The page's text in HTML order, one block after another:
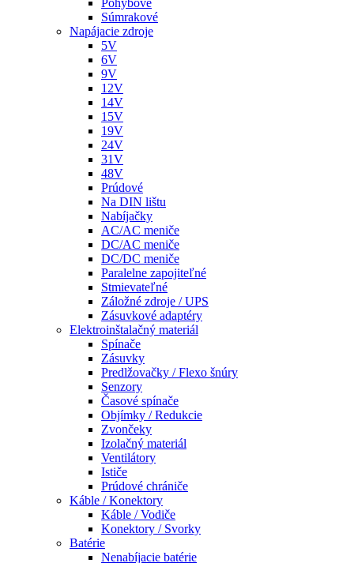
Pohybové
Súmrakové
Napájacie zdroje
5V
6V
9V
12V
14V
15V
19V
24V
31V
48V
Prúdové
Na DIN lištu
Nabíjačky
AC/AC meniče
DC/AC meniče
DC/DC meniče
Paralelne zapojiteľné
Stmievateľné
Záložné zdroje / UPS
Zásuvkové adaptéry
Elektroinštalačný materiál
Spínače
Zásuvky
Predlžovačky / Flexo šnúry
Senzory
Časové spínače
Objímky / Redukcie
Zvončeky
Izolačný materiál
Ventilátory
Ističe
Prúdové chrániče
Káble / Konektory
Káble / Vodiče
Konektory / Svorky
Batérie
Nenabíjacie batérie